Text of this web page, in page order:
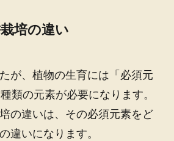
培の違い
が、植物の生育には「必須元
類の元素が必要になります。
の違いは、その必須元素をど
違いになります。